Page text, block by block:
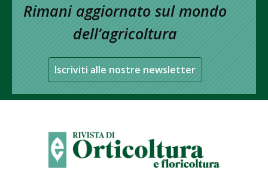
Rimani aggiornato sul mondo
dell’agricoltura
Iscriviti alle nostre newsletter